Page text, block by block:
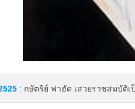
: กษัตริย์ ฟาฮัด เสวยราชสมบัติเ